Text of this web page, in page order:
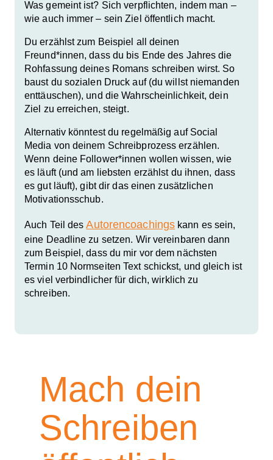
Was gemeint ist? Sich verpflichten, indem man –
wie auch immer – sein Ziel öffentlich macht.
Du erzählst zum Beispiel all deinen
Freund*innen, dass du bis Ende des Jahres die
Rohfassung deines Romans schreiben wirst. So
baust du sozialen Druck auf (du willst niemanden
enttäuschen), und die Wahrscheinlichkeit, dein
Ziel zu erreichen, steigt.
Alternativ könntest du regelmäßig auf Social
Media von deinem Schreibprozess erzählen.
Wenn deine Follower*innen wollen wissen, wie
es läuft (und am liebsten erzählst du ihnen, dass
es gut läuft), gibt dir das einen zusätzlichen
Motivationsschub.
Auch Teil desAutorencoachings kann es sein,
eine Deadline zu setzen. Wir vereinbaren dann
zum Beispiel, dass du mir vor dem nächsten
Termin 10 Normseiten Text schickst, und gleich ist
es viel verbindlicher für dich, wirklich zu
schreiben.
Mach dein
Schreiben